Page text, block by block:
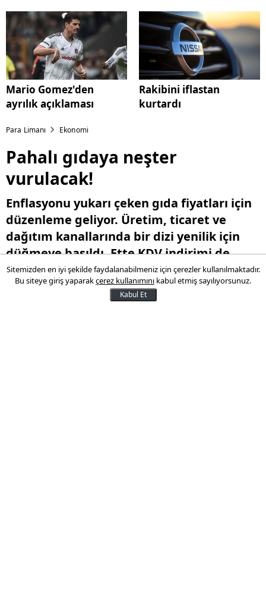
Mario Gomez'den
ayrılık açıklaması
Rakibini iflastan
kurtardı
Para Limanı Ekonomi
Pahalı gıdaya neşter
vurulacak!
Enflasyonu yukarı çeken gıda fiyatları için
düzenleme geliyor. Üretim, ticaret ve
dağıtım kanallarında bir dizi yenilik için
düğmeye basıldı. Ette KDV indirimi de
gündemde.
Sitemizden en iyi şekilde faydalanabilmeniz için çerezler kullanılmaktadır.
Bu siteye giriş yaparakçerez kullanımını kabul etmiş sayılıyorsunuz.
Kabul Et